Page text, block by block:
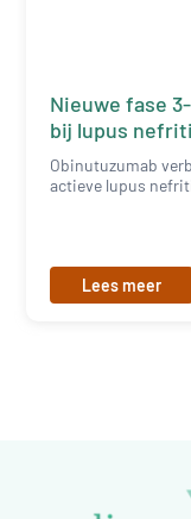
Nieuwe fase
bij lupus
Obinutuzumab
actieve lupus
Lees meer